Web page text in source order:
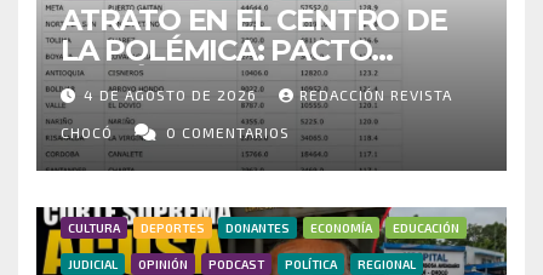
ATRATO EN EL CENTRO DE
LA POLÉMICA: PACTO
HISTÓRICO CUESTIONA
CENSO ELECTORAL Y PIDE
INVESTIGAR PRESUNTO
FRAUDE
4 DE AGOSTO DE 2026 REDACCIÓN REVISTA
CHOCÓ 0 COMENTARIOS
CULTURA DEPORTES DONANTES ECONOMÍA EDUCACIÓN
JUDICIAL OPINIÓN PODCAST POLÍTICA REGIONAL